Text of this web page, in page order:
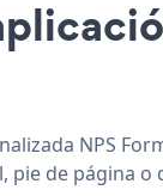
NPS
pie de página o